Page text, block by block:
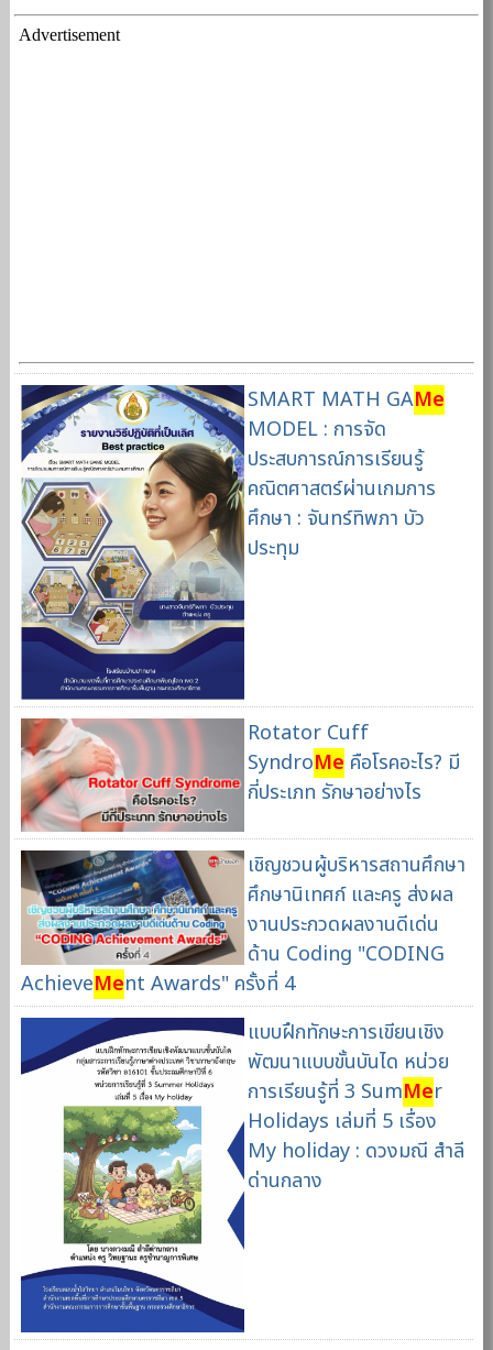
Advertisement
SMART MATH GAMe
MODEL : การจัด
ประสบการณ์การเรียนรู้
คณิตศาสตร์ผ่านเกมการ
ศึกษา : จันทร์ทิพภา บัว
ประทุม
Rotator Cuff
SyndroMe คือโรคอะไร? มี
กี่ประเภท รักษาอย่างไร
เชิญชวนผู้บริหารสถานศึกษา
ศึกษานิเทศก์ และครู ส่งผล
งานประกวดผลงานดีเด่น
ด้าน Coding "CODING
AchieveMent Awards" ครั้งที่ 4
แบบฝึกทักษะการเขียนเชิง
พัฒนาแบบขั้นบันได หน่วย
การเรียนรู้ที่ 3 SumMer
Holidays เล่มที่ 5 เรื่อง
My holiday : ดวงมณี สำลี
ด่านกลาง